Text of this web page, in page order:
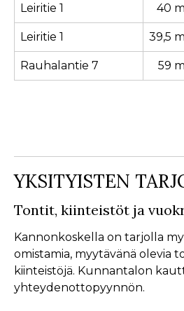
Leiritie 1 40
Leiritie 1 39,5
Rauhalantie 7 59
YKSITYISTEN
Tontit, kiinteistöt ja
Kannonkoskella on tarjolla
omistamia, myytävänä olevia
kiinteistöjä. Kunnantalon
yhteydenottopyynnön.